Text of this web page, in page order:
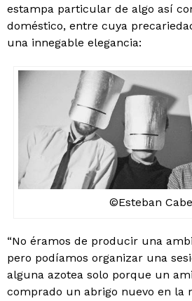
estampa particular de algo así
doméstico, entre cuya
una innegable elegancia:
©Esteban
“No éramos de producir una
pero podíamos organizar una
alguna azotea solo porque un
comprado un abrigo nuevo en la